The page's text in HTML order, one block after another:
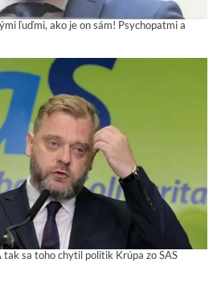
ľuďmi, ako je on sám! Psychopatmi a
tak sa toho chytil politik Krúpa zo SAS